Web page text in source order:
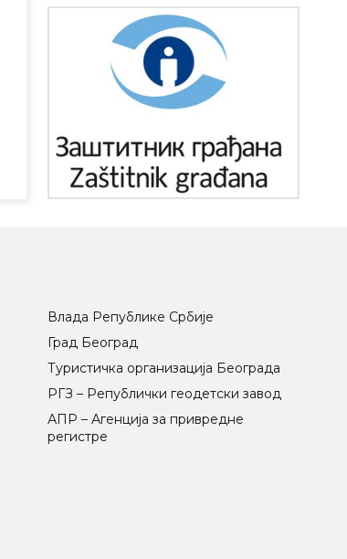
Влада Републике Србије
Град Београд
Туристичка организација Београда
РГЗ – Републички геодетски завод
АПР – Агенција за привредне
регистре